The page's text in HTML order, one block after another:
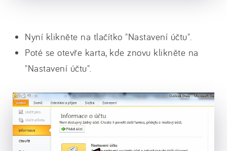
Nyní klikněte na tlačítko "Nastavení účtu".
Poté se otevře karta, kde znovu klikněte na
"Nastavení účtu".